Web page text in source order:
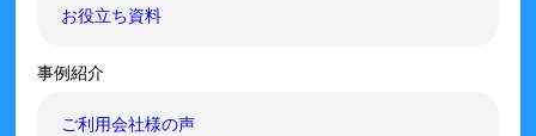
お役立ち資料
事例紹介
ご利用会社様の声